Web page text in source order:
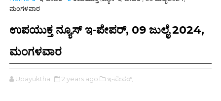
ಮಂಗಳವಾರ
ಉಪಯುಕ್ತ ನ್ಯೂಸ್ ಇ-ಪೇಪರ್, 09 ಜುಲೈ 2024,
ಮಂಗಳವಾರ
Upayuktha 2 years ago ಇ-ಪೇಪರ್‌,